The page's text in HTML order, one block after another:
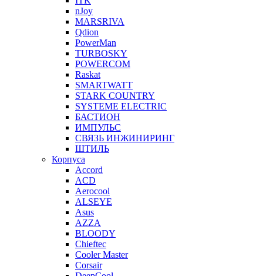
nJoy
MARSRIVA
Qdion
PowerMan
TURBOSKY
POWERCOM
Raskat
SMARTWATT
STARK COUNTRY
SYSTEME ELECTRIC
БАСТИОН
ИМПУЛЬС
СВЯЗЬ ИНЖИНИРИНГ
ШТИЛЬ
Корпуса
Accord
ACD
Aerocool
ALSEYE
Asus
AZZA
BLOODY
Chieftec
Cooler Master
Corsair